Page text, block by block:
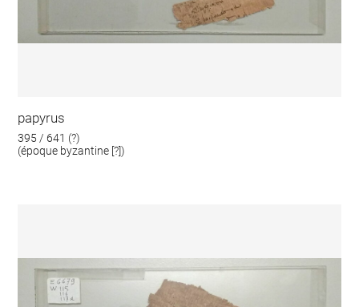
papyrus
395 / 641 (?)
(époque byzantine [?])